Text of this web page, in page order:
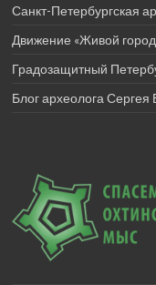
Санкт-Петербургская
Движение «Живой
Градозащитный
Блог археолога Сергея